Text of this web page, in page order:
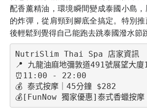
配香薰精油，環境瞬間變成泰國小島
的炸彈，從肩頸到腳底全搞定。特別
後輕鬆到覺得自己能跑去跳泰國潑水節
NutriSlim Thai Spa 店家資訊
📍 九龍油麻地彌敦道491號展望大
⏰11:00 - 22:00
💰 泰式按摩｜45分鐘 $282
💰[FunNow 獨家優惠]泰式香蠟按